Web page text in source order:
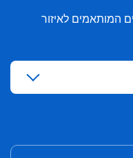
המותאמים לאיזור